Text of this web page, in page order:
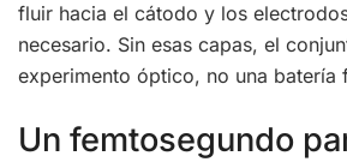
fluir hacia el cátodo y los
necesario. Sin esas capas, el
experimento óptico, no una batería
Un femtosegundo